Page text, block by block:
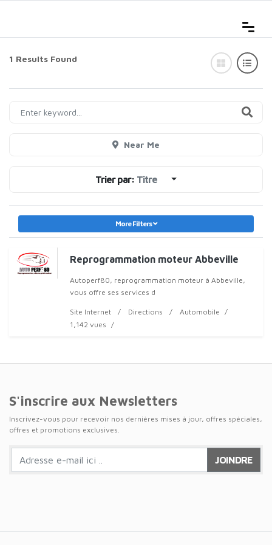
1 Results Found
Near Me
Trier par: Titre
More Filters
Reprogrammation moteur Abbeville
Autoperf80, reprogrammation moteur à Abbeville,
vous offre ses services d
Site Internet Directions
Automobile
1,142 vues
S'inscrire aux Newsletters
Inscrivez-vous pour recevoir nos dernières mises à jour, offres spéciales,
offres et promotions exclusives.
JOINDRE